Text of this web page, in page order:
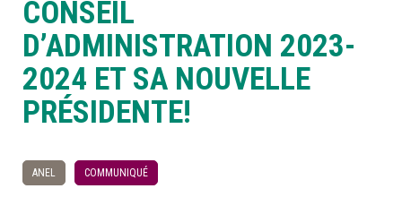
CONSEIL
D’ADMINISTRATION 2023-
2024 ET SA NOUVELLE
PRÉSIDENTE!
ANEL COMMUNIQUÉ